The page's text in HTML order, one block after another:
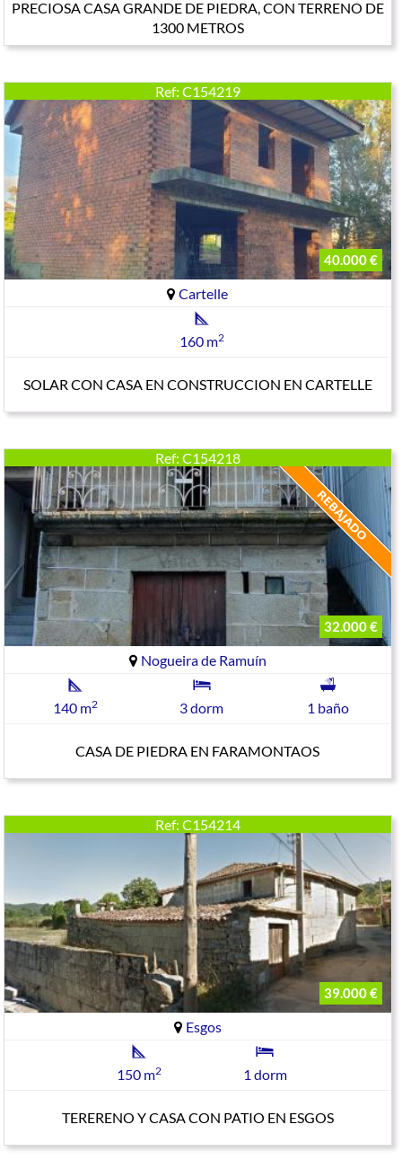
PRECIOSA CASA GRANDE DE PIEDRA, CON TERRENO DE
1300 METROS
Ref: C154219
40.000 €
Cartelle
160 m2
SOLAR CON CASA EN CONSTRUCCION EN CARTELLE
Ref: C154218
32.000 €
Nogueira de Ramuín
140 m2 3 dorm 1 baño
CASA DE PIEDRA EN FARAMONTAOS
Ref: C154214
39.000 €
Esgos
150 m2 1 dorm
TERERENO Y CASA CON PATIO EN ESGOS